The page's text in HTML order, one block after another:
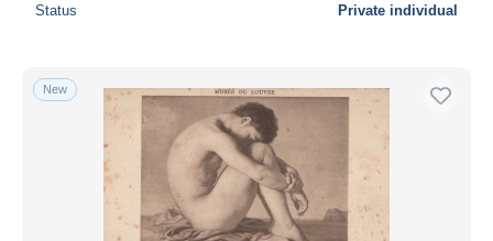
Status Private individual
New